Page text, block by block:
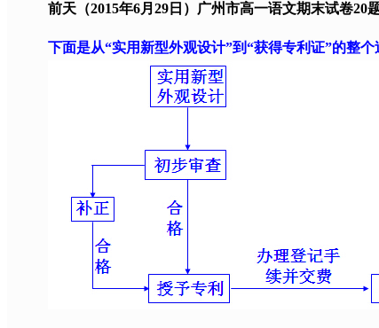
前天（2015年6月29日）广州市高一语文期末试卷20
下面是从“实用新型外观设计”到“获得专利证”的整